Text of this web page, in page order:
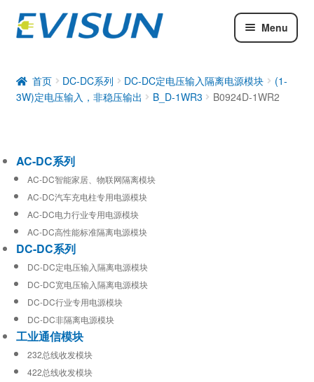
Menu
DC-DC系列
工业通信模块
首页 DC-DC系列 DC-DC定电压输入隔离电源模块
(1-
3W)定电压输入，非稳压输出
B_D-1WR3 B0924D-1WR2
AC-DC系列
AC-DC智能家居、物联网隔离模块
AC-DC汽车充电柱专用电源模块
AC-DC电力行业专用电源模块
AC-DC高性能标准隔离电源模块
DC-DC系列
DC-DC定电压输入隔离电源模块
DC-DC宽电压输入隔离电源模块
DC-DC行业专用电源模块
DC-DC非隔离电源模块
工业通信模块
232总线收发模块
422总线收发模块